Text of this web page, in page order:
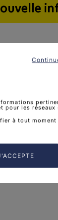
pour les réseaux
à tout moment